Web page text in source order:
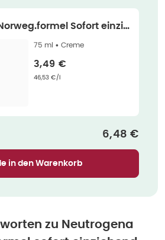
Sofort einzie
h. 75 ml
75 ml • Creme
Verkaufspreis
3,49 €
Grundpreis
46,53 €/l
6,48 €
in den Warenkorb
zu Neutrogena